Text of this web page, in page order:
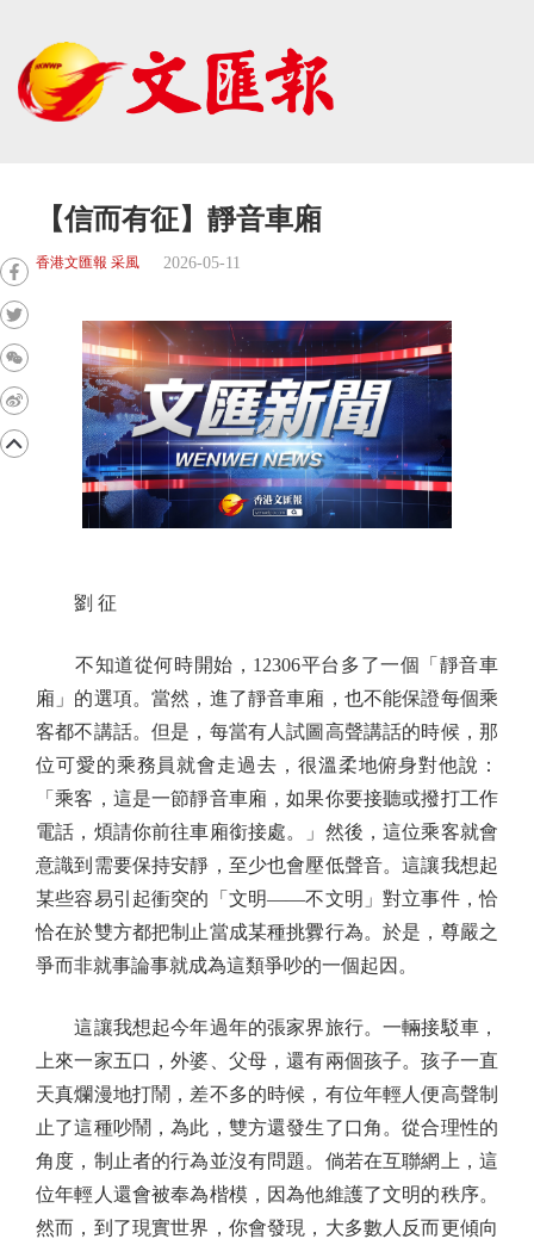
【信而有征】靜音車廂
香港文匯報 采風 2026-05-11
劉 征
不知道從何時開始，12306平台多了一個「靜音車
廂」的選項。當然，進了靜音車廂，也不能保證每個乘
客都不講話。但是，每當有人試圖高聲講話的時候，那
位可愛的乘務員就會走過去，很溫柔地俯身對他說：
「乘客，這是一節靜音車廂，如果你要接聽或撥打工作
電話，煩請你前往車廂銜接處。」然後，這位乘客就會
意識到需要保持安靜，至少也會壓低聲音。這讓我想起
某些容易引起衝突的「文明——不文明」對立事件，恰
恰在於雙方都把制止當成某種挑釁行為。於是，尊嚴之
爭而非就事論事就成為這類爭吵的一個起因。
這讓我想起今年過年的張家界旅行。一輛接駁車，
上來一家五口，外婆、父母，還有兩個孩子。孩子一直
天真爛漫地打鬧，差不多的時候，有位年輕人便高聲制
止了這種吵鬧，為此，雙方還發生了口角。從合理性的
角度，制止者的行為並沒有問題。倘若在互聯網上，這
位年輕人還會被奉為楷模，因為他維護了文明的秩序。
然而，到了現實世界，你會發現，大多數人反而更傾向